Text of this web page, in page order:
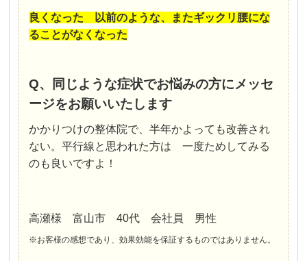
良くなった 以前のような、またギックリ腰にな
ることがなくなった
Q、同じような症状でお悩みの方にメッセ
ージをお願いいたします
かかりつけの整体院で、半年かよっても改善され
ない。平行線と思われた方は 一度ためしてみる
のも良いですよ！
高瀬様 富山市 40代 会社員 男性
※お客様の感想であり、効果効能を保証するものではありません。